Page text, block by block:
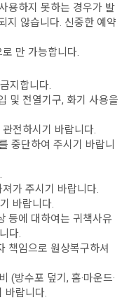
용하지 못하는 경우가 발
지 않습니다. 신중한 예약
만 가능합니다.
지합니다.
및 전열기구, 화기 사용을
전하시기 바랍니다.
중단하여 주시기 바랍니
가 주시기 바랍니다.
바랍니다.
등에 대하여는 귀책사유
다.
책임으로 원상복구하셔
(방수포 덮기, 홈·마운드·
바랍니다.